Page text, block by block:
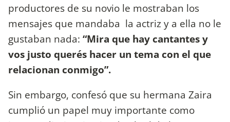
productores de su novio le mostraban los
mensajes que mandaba la actriz y a ella no le
gustaban nada: “Mira que hay cantantes y
vos justo querés hacer un tema con el que
relacionan conmigo”.
Sin embargo, confesó que su hermana Zaira
cumplió un papel muy importante como